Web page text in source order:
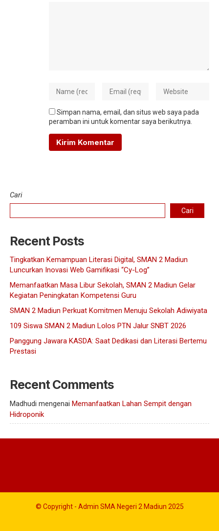
Simpan nama, email, dan situs web saya pada
peramban ini untuk komentar saya berikutnya.
Cari
Cari
Recent Posts
Tingkatkan Kemampuan Literasi Digital, SMAN 2 Madiun
Luncurkan Inovasi Web Gamifikasi “Cy-Log”
Memanfaatkan Masa Libur Sekolah, SMAN 2 Madiun Gelar
Kegiatan Peningkatan Kompetensi Guru
SMAN 2 Madiun Perkuat Komitmen Menuju Sekolah Adiwiyata
109 Siswa SMAN 2 Madiun Lolos PTN Jalur SNBT 2026
Panggung Jawara KASDA: Saat Dedikasi dan Literasi Bertemu
Prestasi
Recent Comments
Madhudi mengenai Memanfaatkan Lahan Sempit dengan
Hidroponik
© Copyright - Admin SMA Negeri 2 Madiun 2025